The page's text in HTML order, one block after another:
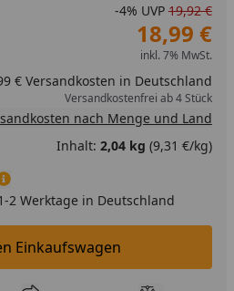
-4% UVP 19,92 €
18,99 €
inkl. 7% MwSt.
€ Versandkosten in Deutschland
Versandkostenfrei ab 4 Stück
nach Menge und Land
Inhalt: 2,04 kg (9,31 €/kg)
2 Werktage in Deutschland
In den Einkaufswagen legen
Einkaufswagen